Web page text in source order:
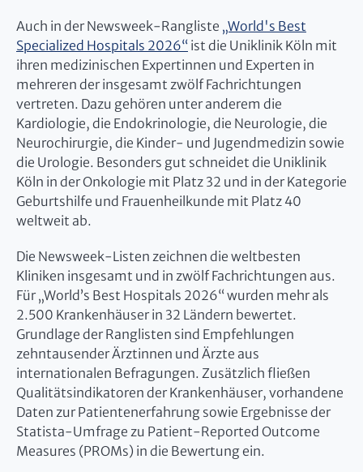
Auch in der Newsweek-Rangliste „World's Best
Specialized Hospitals 2026“ ist die Uniklinik Köln mit
ihren medizinischen Expertinnen und Experten in
mehreren der insgesamt zwölf Fachrichtungen
vertreten. Dazu gehören unter anderem die
Kardiologie, die Endokrinologie, die Neurologie, die
Neurochirurgie, die Kinder- und Jugendmedizin sowie
die Urologie. Besonders gut schneidet die Uniklinik
Köln in der Onkologie mit Platz 32 und in der Kategorie
Geburtshilfe und Frauenheilkunde mit Platz 40
weltweit ab.
Die Newsweek-Listen zeichnen die weltbesten
Kliniken insgesamt und in zwölf Fachrichtungen aus.
Für „World’s Best Hospitals 2026“ wurden mehr als
2.500 Krankenhäuser in 32 Ländern bewertet.
Grundlage der Ranglisten sind Empfehlungen
zehntausender Ärztinnen und Ärzte aus
internationalen Befragungen. Zusätzlich fließen
Qualitätsindikatoren der Krankenhäuser, vorhandene
Daten zur Patientenerfahrung sowie Ergebnisse der
Statista-Umfrage zu Patient-Reported Outcome
Measures (PROMs) in die Bewertung ein.